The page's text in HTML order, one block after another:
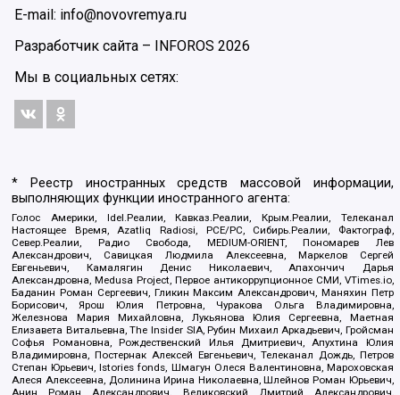
E-mail: info@novovremya.ru
Разработчик сайта – INFOROS 2026
Мы в социальных сетях:
* Реестр иностранных средств массовой информации,
выполняющих функции иностранного агента:
Голос Америки, Idel.Реалии, Кавказ.Реалии, Крым.Реалии, Телеканал
Настоящее Время, Azatliq Radiosi, PCE/PC, Сибирь.Реалии, Фактограф,
Север.Реалии, Радио Свобода, MEDIUM-ORIENT, Пономарев Лев
Александрович, Савицкая Людмила Алексеевна, Маркелов Сергей
Евгеньевич, Камалягин Денис Николаевич, Апахончич Дарья
Александровна, Medusa Project, Первое антикоррупционное СМИ, VTimes.io,
Баданин Роман Сергеевич, Гликин Максим Александрович, Маняхин Петр
Борисович, Ярош Юлия Петровна, Чуракова Ольга Владимировна,
Железнова Мария Михайловна, Лукьянова Юлия Сергеевна, Маетная
Елизавета Витальевна, The Insider SIA, Рубин Михаил Аркадьевич, Гройсман
Софья Романовна, Рождественский Илья Дмитриевич, Апухтина Юлия
Владимировна, Постернак Алексей Евгеньевич, Телеканал Дождь, Петров
Степан Юрьевич, Istories fonds, Шмагун Олеся Валентиновна, Мароховская
Алеся Алексеевна, Долинина Ирина Николаевна, Шлейнов Роман Юрьевич,
Анин Роман Александрович, Великовский Дмитрий Александрович,